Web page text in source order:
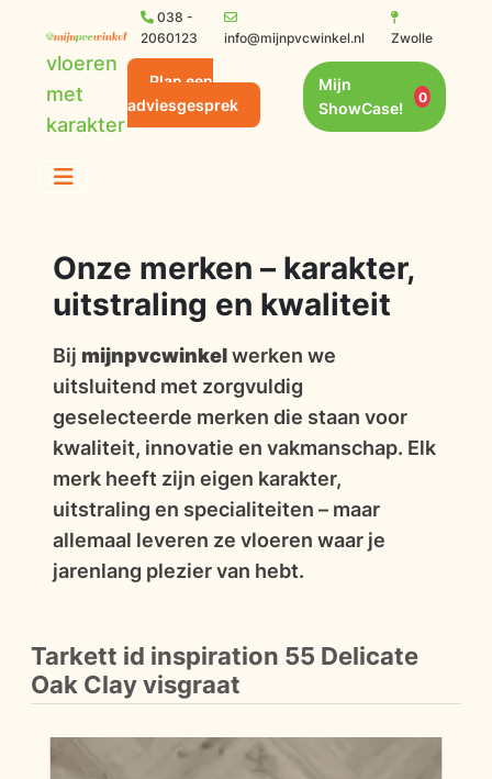
vloeren
met
karakter
038 -
2060123
info@mijnpvcwinkel.nl Zwolle
Plan een
adviesgesprek
Mijn
ShowCase!
0
Onze merken – karakter,
uitstraling en kwaliteit
Bij mijnpvcwinkelwerken we
uitsluitend met zorgvuldig
geselecteerde merken die staan voor
kwaliteit, innovatie en vakmanschap. Elk
merk heeft zijn eigen karakter,
uitstraling en specialiteiten – maar
allemaal leveren ze vloeren waar je
jarenlang plezier van hebt.
Tarkett id inspiration 55 Delicate
Oak Clay visgraat